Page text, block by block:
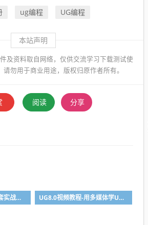
ug编程 UG编程
本站声明
及资料取自网络，仅供交流学习下载测试使
请勿用于商业用途，版权归原作者所有。
阅读 分享
UGnx12.0数控编程全套实战视频教程 UG8.0视频教程-用多媒体学UG NX 8.0 入门到精通